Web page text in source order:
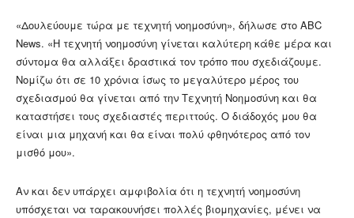
«Δουλεύουμε τώρα με τεχνητή νοημοσύνη», δήλωσε στο ABC
News. «Η τεχνητή νοημοσύνη γίνεται καλύτερη κάθε μέρα και
σύντομα θα αλλάξει δραστικά τον τρόπο που σχεδιάζουμε.
Νομίζω ότι σε 10 χρόνια ίσως το μεγαλύτερο μέρος του
σχεδιασμού θα γίνεται από την Τεχνητή Νοημοσύνη και θα
καταστήσει τους σχεδιαστές περιττούς. Ο διάδοχός μου θα
είναι μια μηχανή και θα είναι πολύ φθηνότερος από τον
μισθό μου».
Αν και δεν υπάρχει αμφιβολία ότι η τεχνητή νοημοσύνη
υπόσχεται να ταρακουνήσει πολλές βιομηχανίες, μένει να